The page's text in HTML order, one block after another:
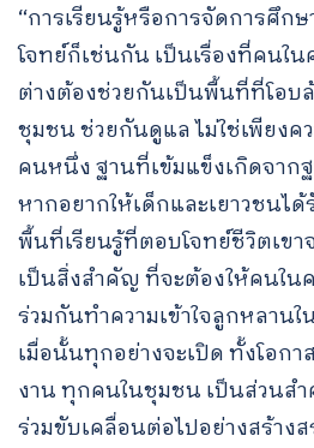
“การเรียนรู้หรือการจัดการศึก
โจทย์ก็เช่นกัน เป็นเรื่องที่คนใ
ต่างต้องช่วยกันเป็นพื้นที่ที่โอบ
ชุมชน ช่วยกันดูแล ไม่ใช่เพียงค
คนหนึ่ง ฐานที่เข้มแข็งเกิดจาก
หากอยากให้เด็กและเยาวชนไ
พื้นที่เรียนรู้ที่ตอบโจทย์ชีวิตเขา
เป็นสิ่งสำคัญ ที่จะต้องให้คนใน
ร่วมกันทำความเข้าใจลูกหลาน
เมื่อนั้นทุกอย่างจะเปิด ทั้งโอก
งาน ทุกคนในชุมชน เป็นส่วนส
ร่วมขับเคลื่อนต่อไปอย่างสร้างส